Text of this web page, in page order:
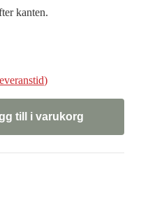
kanten.
)
till i varukorg